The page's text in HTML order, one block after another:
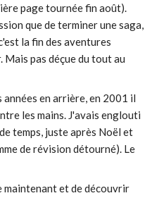
page tournée fin août).
que de terminer une saga,
la fin des aventures
pas déçue du tout au
années en arrière, en 2001 il
les mains. J'avais englouti
temps, juste après Noël et
de révision détourné). Le
maintenant et de découvrir